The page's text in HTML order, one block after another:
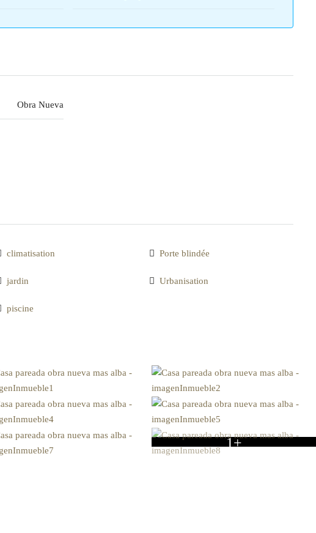
Obra Nueva
climatisation
jardin
piscine
Porte blindée
Urbanisation
1+